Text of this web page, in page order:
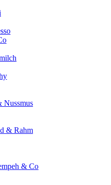
Nussmus
& Rahm
& Co